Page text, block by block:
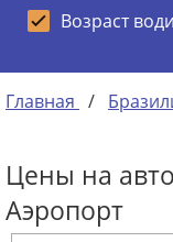
Возраст
Главная /
Цены на
Аэропорт